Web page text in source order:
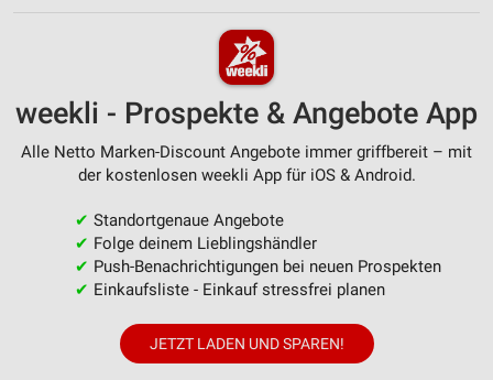
weekli - Prospekte & Angebote App
Alle Netto Marken-Discount Angebote immer griffbereit – mit
der kostenlosen weekli App für iOS & Android.
✔ Standortgenaue Angebote
✔ Folge deinem Lieblingshändler
✔ Push-Benachrichtigungen bei neuen Prospekten
✔ Einkaufsliste - Einkauf stressfrei planen
JETZT LADEN UND SPAREN!
Geräte anhand von aktiv angeforderten
Informationen identifizieren
Nicht-IAB-Verarbeitungszwecke:
Notwendig
Performance
Funktional
Werbung